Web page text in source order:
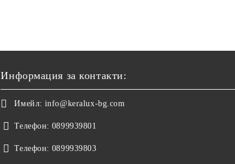
Информация за контакти:
Имейл: info@keralux-bg.com
Телефон: 0899939801
Телефон: 0899939803